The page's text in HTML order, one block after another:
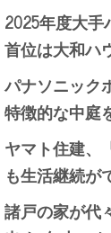
2025年度大
首位は大和ハ
パナソニック
特徴的な中庭
ヤマト住建、
も生活継続が
諸戸の家が代